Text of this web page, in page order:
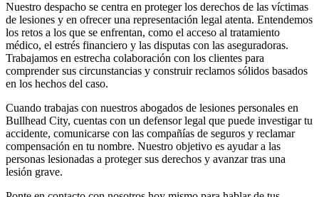
Nuestro despacho se centra en proteger los derechos de las víctimas
de lesiones y en ofrecer una representación legal atenta. Entendemos
los retos a los que se enfrentan, como el acceso al tratamiento
médico, el estrés financiero y las disputas con las aseguradoras.
Trabajamos en estrecha colaboración con los clientes para
comprender sus circunstancias y construir reclamos sólidos basados
en los hechos del caso.
Cuando trabajas con nuestros abogados de lesiones personales en
Bullhead City, cuentas con un defensor legal que puede investigar tu
accidente, comunicarse con las compañías de seguros y reclamar
compensación en tu nombre. Nuestro objetivo es ayudar a las
personas lesionadas a proteger sus derechos y avanzar tras una
lesión grave.